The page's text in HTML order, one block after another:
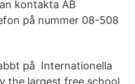
kontakta AB
på nummer 08-508
på Internationella
the largest free school